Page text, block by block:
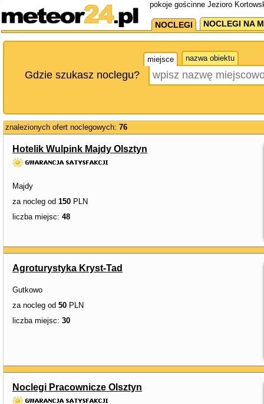
pokoje gościnne Jezioro
NOCLEGI NOCLEGI NA
miejsce nazwa obiektu
Gdzie szukasz noclegu?
znalezionych ofert noclegowych: 76
Hotelik Wulpink Majdy Olsztyn
Majdy
za nocleg od 150 PLN
liczba miejsc: 48
Agroturystyka Kryst-Tad
Gutkowo
za nocleg od 50 PLN
liczba miejsc: 30
Noclegi Pracownicze Olsztyn